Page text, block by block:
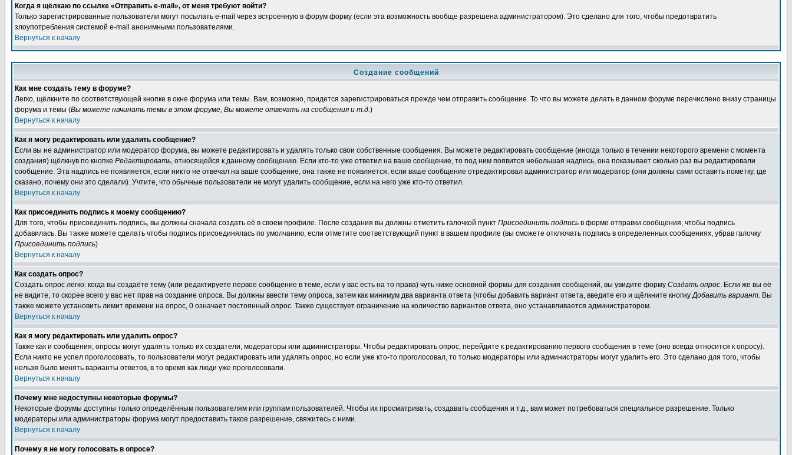
Когда я щёлкаю по ссылке «Отправить e-mail», от меня требуют войти?
Только зарегистрированные пользователи могут посылать e-mail через встроенную в форум форму (если эта возможность вообще разрешена администратором). Это сделано для того, чтобы предотвратить
злоупотребления системой e-mail анонимными пользователями.
Вернуться к началу
Создание сообщений
Как мне создать тему в форуме?
Легко, щёлкните по соответствующей кнопке в окне форума или темы. Вам, возможно, придется зарегистрироваться прежде чем отправить сообщение. То что вы можете делать в данном форуме перечислено внизу страницы
форума и темы (Вы можете начинать темы в этом форуме, Вы можете отвечать на сообщения и т.д.)
Вернуться к началу
Как я могу редактировать или удалить сообщение?
Если вы не администратор или модератор форума, вы можете редактировать и удалять только свои собственные сообщения. Вы можете редактировать сообщение (иногда только в течении некоторого времени с момента
создания) щёлкнув по кнопке Редактировать, относящейся к данному сообщению. Если кто-то уже ответил на ваше сообщение, то под ним появится небольшая надпись, она показывает сколько раз вы редактировали
сообщение. Эта надпись не появляется, если никто не отвечал на ваше сообщение, она также не появляется, если ваше сообщение отредактировал администратор или модератор (они должны сами оставить пометку, где
сказано, почему они это сделали). Учтите, что обычные пользователи не могут удалить сообщение, если на него уже кто-то ответил.
Вернуться к началу
Как присоединить подпись к моему сообщению?
Для того, чтобы присоединить подпись, вы должны сначала создать её в своем профиле. После создания вы должны отметить галочкой пункт Присоединить подпись в форме отправки сообщения, чтобы подпись
добавилась. Вы также можете сделать чтобы подпись присоединялась по умолчанию, если отметите соответствующий пункт в вашем профиле (вы сможете отключать подпись в определенных сообщениях, убрав галочку
Присоединить подпись)
Вернуться к началу
Как создать опрос?
Создать опрос легко: когда вы создаёте тему (или редактируете первое сообщение в теме, если у вас есть на то права) чуть ниже основной формы для создания сообщений, вы увидите форму Создать опрос. Если же вы её
не видите, то скорее всего у вас нет прав на создание опроса. Вы должны ввести тему опроса, затем как минимум два варианта ответа (чтобы добавить вариант ответа, введите его и щёлкните кнопкуДобавить вариант. Вы
также можете установить лимит времени на опрос, 0 означает постоянный опрос. Также существует ограничение на количество вариантов ответа, оно устанавливается администратором.
Вернуться к началу
Как я могу редактировать или удалить опрос?
Также как и сообщения, опросы могут удалять только их создатели, модераторы или администраторы. Чтобы редактировать опрос, перейдите к редактированию первого сообщения в теме (оно всегда относится к опросу).
Если никто не успел проголосовать, то пользователи могут редактировать или удалять опрос, но если уже кто-то проголосовал, то только модераторы или администраторы могут удалить его. Это сделано для того, чтобы
нельзя было менять варианты ответов, в то время как люди уже проголосовали.
Вернуться к началу
Почему мне недоступны некоторые форумы?
Некоторые форумы доступны только определённым пользователям или группам пользователей. Чтобы их просматривать, создавать сообщения и т.д., вам может потребоваться специальное разрешение. Только
модераторы или администраторы форума могут предоставить такое разрешение, свяжитесь с ними.
Вернуться к началу
Почему я не могу голосовать в опросе?